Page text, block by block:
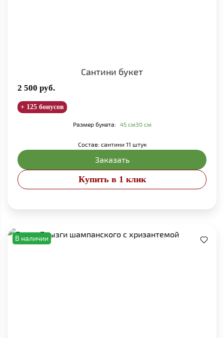
Сантини букет
2 500 руб.
+ 125 бонусов
Размер букета: 45 см30 см
Состав: сантини 11 штук
Заказать
Купить в 1 клик
В наличии